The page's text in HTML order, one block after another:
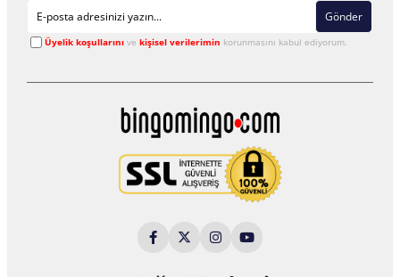
Gönder
Üyelik koşullarınıve kişisel verilerimin korunmasını kabul ediyorum.